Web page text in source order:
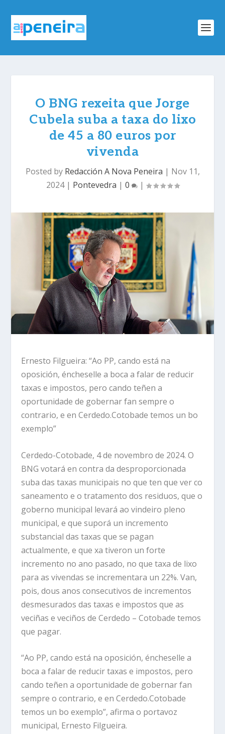
O BNG rexeita que Jorge
Cubela suba a taxa do lixo
de 45 a 80 euros por
vivenda
Posted by Redacción A Nova Peneira | Nov 11,
2024| Pontevedra | 0 |
Ernesto Filgueira: “Ao PP, cando está na
oposición, éncheselle a boca a falar de reducir
taxas e impostos, pero cando teñen a
oportunidade de gobernar fan sempre o
contrario, e en Cerdedo.Cotobade temos un bo
exemplo”
Cerdedo-Cotobade, 4 de novembro de 2024. O
BNG votará en contra da desproporcionada
suba das taxas municipais no que ten que ver co
saneamento e o tratamento dos residuos, que o
goberno municipal levará ao vindeiro pleno
municipal, e que suporá un incremento
substancial das taxas que se pagan
actualmente, e que xa tiveron un forte
incremento no ano pasado, no que taxa de lixo
para as vivendas se incrementara un 22%. Van,
pois, dous anos consecutivos de incrementos
desmesurados das taxas e impostos que as
veciñas e veciños de Cerdedo – Cotobade temos
que pagar.
“Ao PP, cando está na oposición, éncheselle a
boca a falar de reducir taxas e impostos, pero
cando teñen a oportunidade de gobernar fan
sempre o contrario, e en Cerdedo.Cotobade
temos un bo exemplo”, afirma o portavoz
municipal, Ernesto Filgueira.